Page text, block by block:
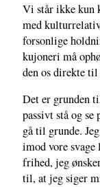
Vi står ikke kun
med
forsonlige
kujoneri må
den os direkte
Det er grunden
passivt stå og
gå til grunde.
imod vore
frihed, jeg
til, at jeg siger